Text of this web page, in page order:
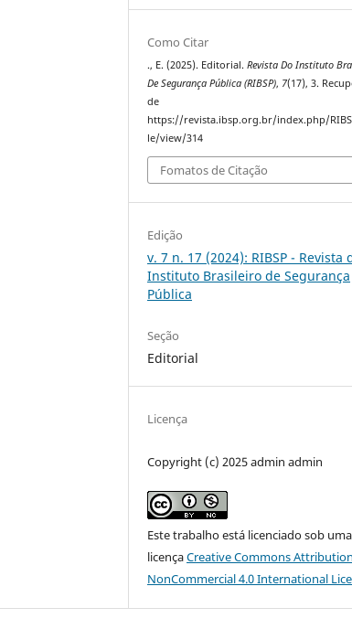
Como Citar
., E. (2025). Editorial.Revista Do Instituto
De Segurança Pública (RIBSP), 7(17), 3.
de
https://revista.ibsp.org.br/index.php/
le/view/314
Fomatos de Citação
Edição
v. 7 n. 17 (2024): RIBSP - Revista
Instituto Brasileiro de Segurança
Pública
Seção
Editorial
Licença
Copyright (c) 2025 admin admin
Este trabalho está licenciado sob uma
licençaCreative Commons
NonCommercial 4.0 International